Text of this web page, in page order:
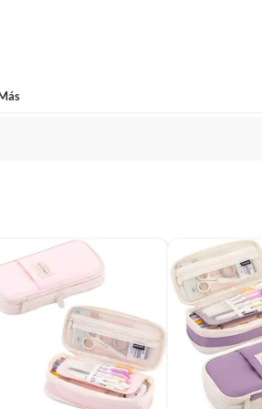
correo electrónico y teléfono.
GRIS
2